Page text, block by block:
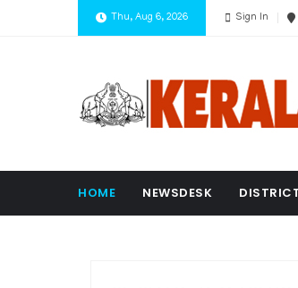
Thu, Aug 6, 2026 Sign In
HOME NEWSDESK